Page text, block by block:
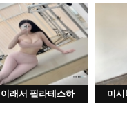
이래서 필라테스하 미시